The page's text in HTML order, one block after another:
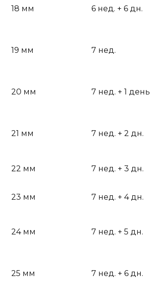
18 мм 6 нед. + 6 дн.
19 мм 7 нед.
20 мм 7 нед. + 1 день
21 мм 7 нед. + 2 дн.
22 мм 7 нед. + 3 дн.
23 мм 7 нед. + 4 дн.
24 мм 7 нед. + 5 дн.
25 мм 7 нед. + 6 дн.